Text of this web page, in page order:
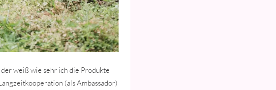
weiß wie sehr ich die Produkte
(als Ambassador)